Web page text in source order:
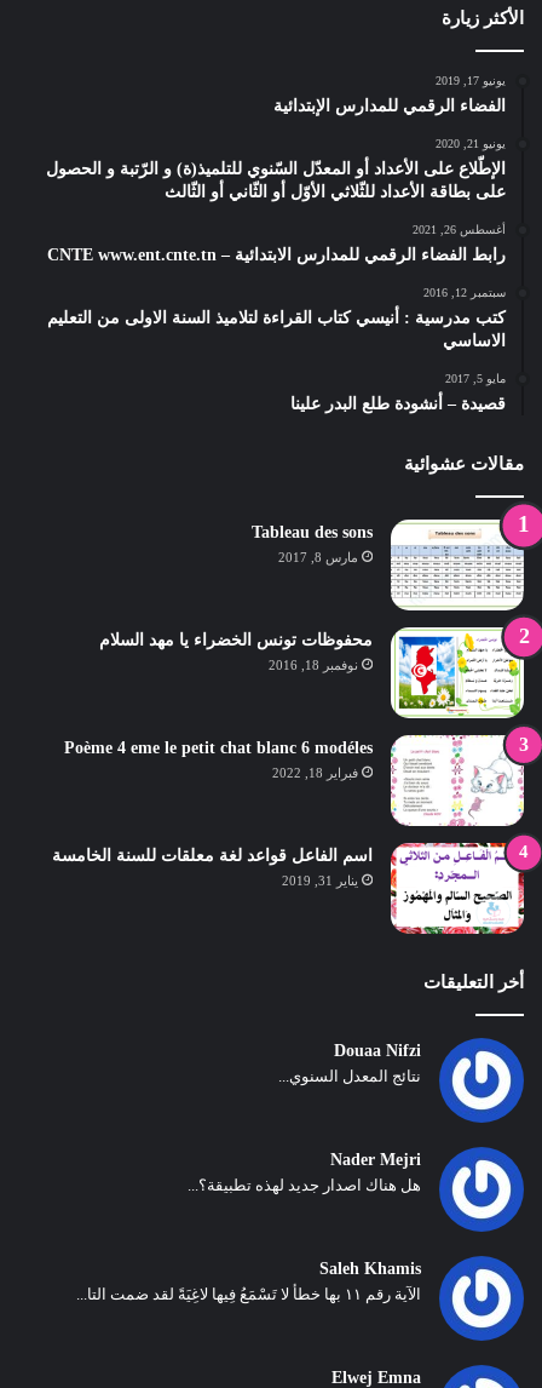
الأكثر زيارة
يونيو 17, 2019
الفضاء الرقمي للمدارس الإبتدائية
يونيو 21, 2020
الإطّلاع على الأعداد أو المعدّل السّنوي للتلميذ(ة) و الرّتبة و الحصول
على بطاقة الأعداد للثّلاثي الأوّل أو الثّاني أو الثّالث
أغسطس 26, 2021
رابط الفضاء الرقمي للمدارس الابتدائية – CNTE www.ent.cnte.tn
سبتمبر 12, 2016
كتب مدرسية : أنيسي كتاب القراءة لتلاميذ السنة الاولى من التعليم
الاساسي
مايو 5, 2017
قصيدة – أنشودة طلع البدر علينا
مقالات عشوائية
Tableau des sons
مارس 8, 2017
محفوظات تونس الخضراء يا مهد السلام
نوفمبر 18, 2016
Poème 4 eme le petit chat blanc 6 modéles
فبراير 18, 2022
اسم الفاعل قواعد لغة معلقات للسنة الخامسة
يناير 31, 2019
أخر التعليقات
Douaa Nifzi
نتائج المعدل السنوي...
Nader Mejri
هل هناك اصدار جديد لهذه تطبيقة؟...
Saleh Khamis
الآية رقم ١١ بها خطأ لا تَسْمَعُ فِيها لاغِيَةً لقد ضمت التا...
Elwej Emna